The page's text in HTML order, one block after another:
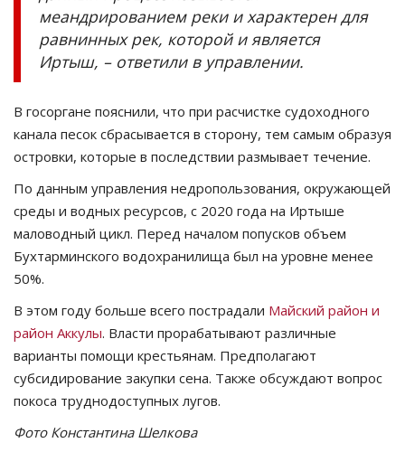
меандрированием реки и характерен для
равнинных рек, которой и является
Иртыш, – ответили в управлении.
В госоргане пояснили, что при расчистке судоходного
канала песок сбрасывается в сторону, тем самым образуя
островки, которые в последствии размывает течение.
По данным управления недропользования, окружающей
среды и водных ресурсов, с 2020 года на Иртыше
маловодный цикл. Перед началом попусков объем
Бухтарминского водохранилища был на уровне менее
50%.
В этом году больше всего пострадали Майский район и
район Аккулы. Власти прорабатывают различные
варианты помощи крестьянам. Предполагают
субсидирование закупки сена. Также обсуждают вопрос
покоса труднодоступных лугов.
Фото Константина Шелкова